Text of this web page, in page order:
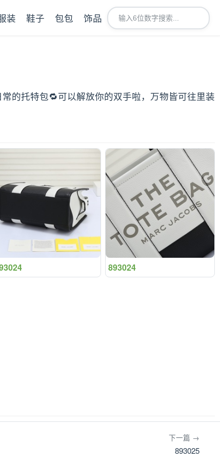
装 鞋子 包包 饰品
的托特包🔁可以解放你的双手啦，万物皆可往里装
893024
下一篇 →
893025